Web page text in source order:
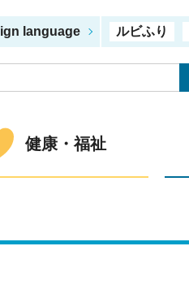
language ルビふり
健康・福祉